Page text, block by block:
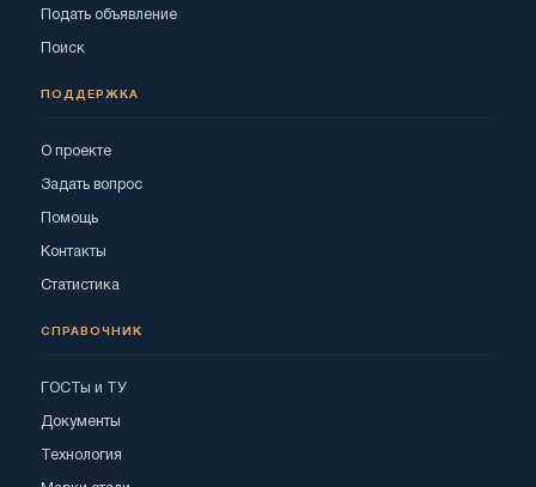
Подать объявление
Поиск
ПОДДЕРЖКА
О проекте
Задать вопрос
Помощь
Контакты
Статистика
СПРАВОЧНИК
ГОСТы и ТУ
Документы
Технология